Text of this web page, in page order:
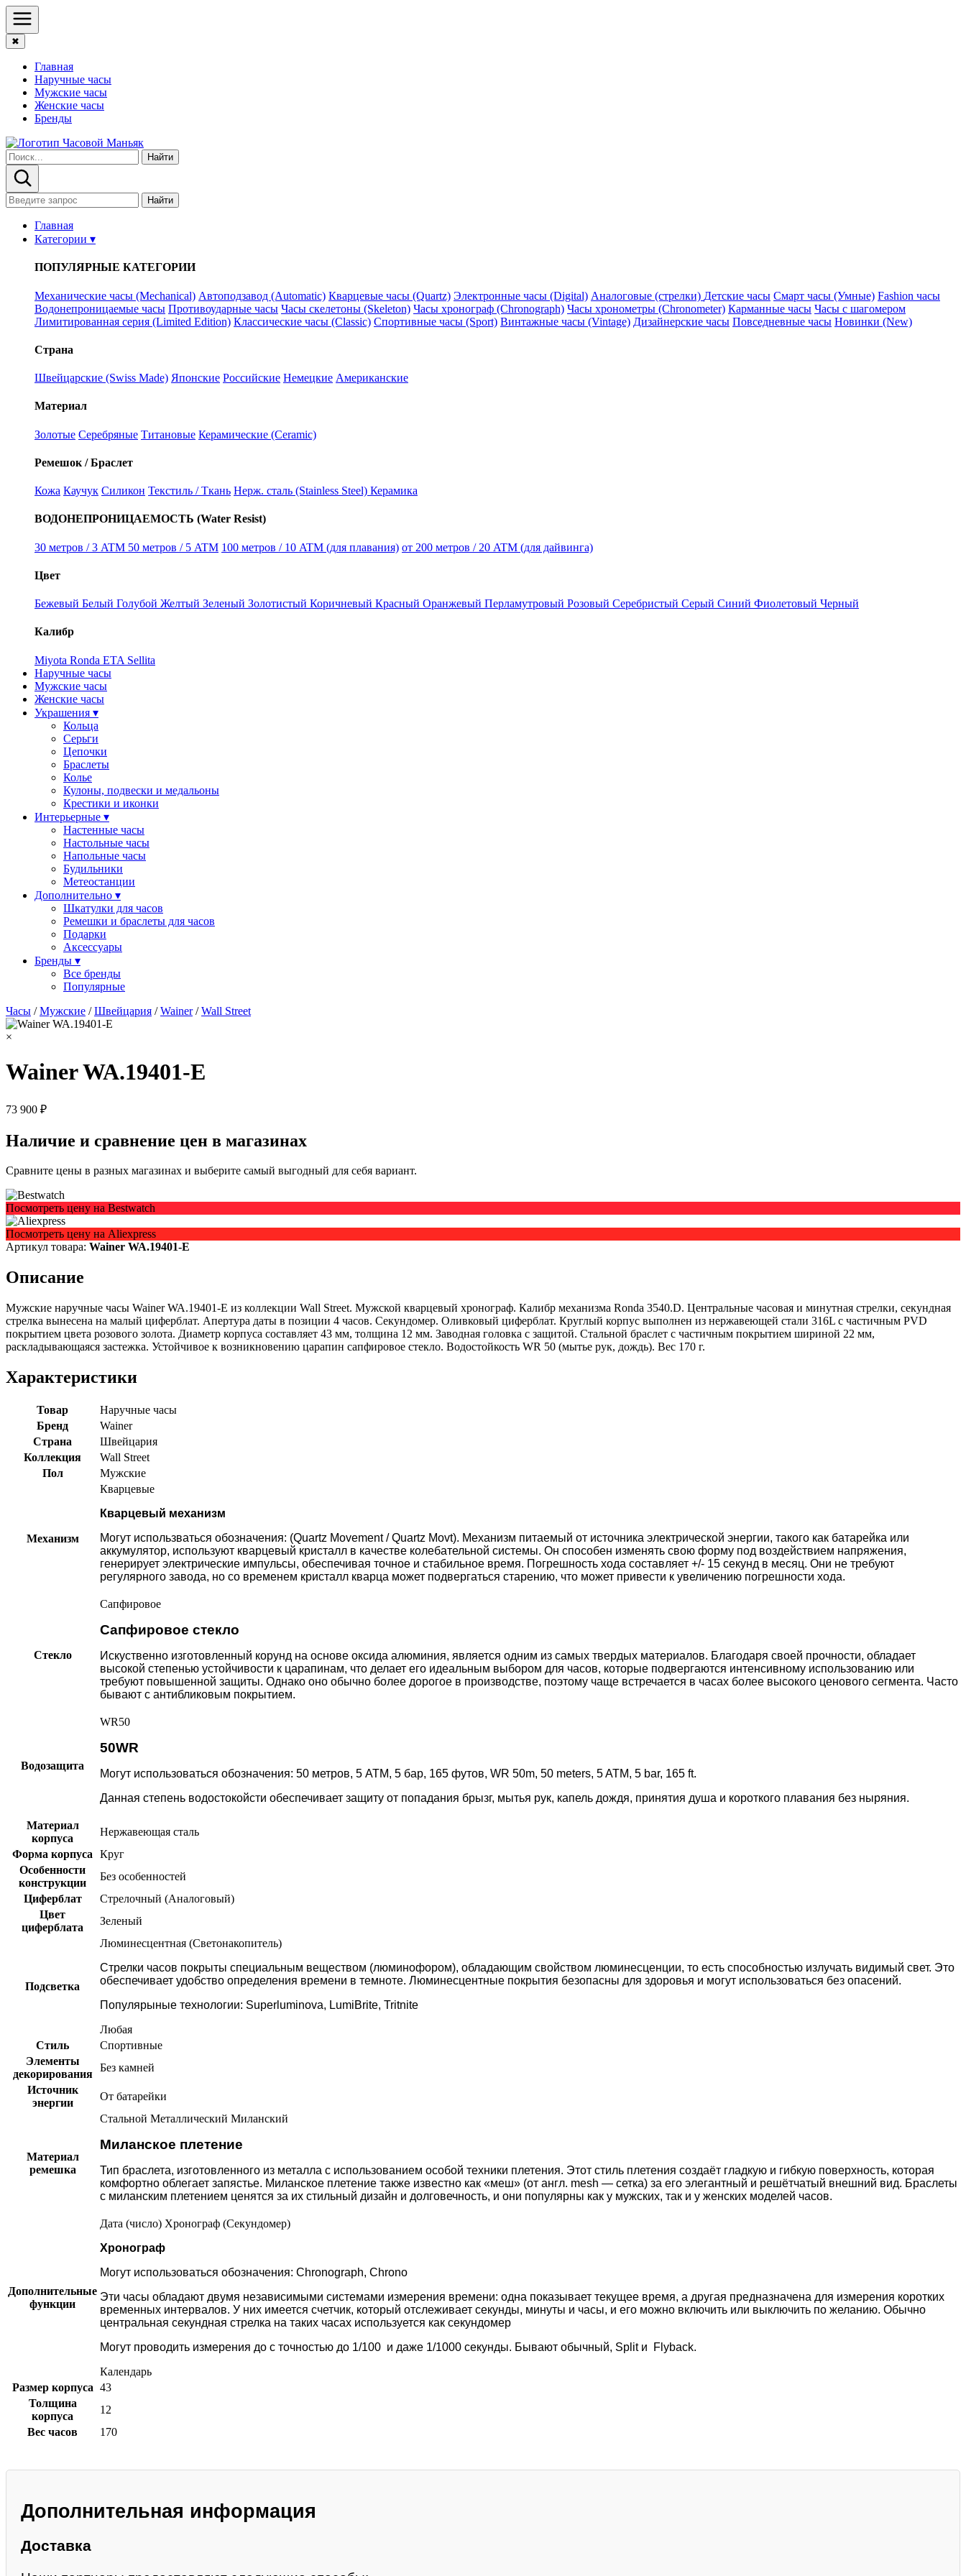
✖
Главная
Наручные часы
Мужские часы
Женские часы
Бренды
Найти
Найти
Главная
Категории ▾
ПОПУЛЯРНЫЕ КАТЕГОРИИ
Механические часы (Mechanical) Автоподзавод (Automatic) Кварцевые часы (Quartz) Электронные часы (Digital) Аналоговые (стрелки) Детские часы Смарт часы (Умные) Fashion часы
Водонепроницаемые часы Противоударные часы Часы скелетоны (Skeleton) Часы хронограф (Chronograph) Часы хронометры (Chronometer) Карманные часы Часы с шагомером
Лимитированная серия (Limited Edition) Классические часы (Classic) Спортивные часы (Sport) Винтажные часы (Vintage) Дизайнерские часы Повседневные часы Новинки (New)
Страна
Швейцарские (Swiss Made) Японские Российские Немецкие Американские
Материал
Золотые Серебряные Титановые Керамические (Ceramic)
Ремешок / Браслет
Кожа Каучук Силикон Текстиль / Ткань Нерж. сталь (Stainless Steel) Керамика
ВОДОНЕПРОНИЦАЕМОСТЬ (Water Resist)
30 метров / 3 ATM 50 метров / 5 ATM 100 метров / 10 ATM (для плавания) от 200 метров / 20 ATM (для дайвинга)
Цвет
Бежевый Белый Голубой Желтый Зеленый Золотистый Коричневый Красный Оранжевый Перламутровый Розовый Серебристый Серый Синий Фиолетовый Черный
Калибр
Miyota Ronda ETA Sellita
Наручные часы
Мужские часы
Женские часы
Украшения ▾
Кольца
Серьги
Цепочки
Браслеты
Колье
Кулоны, подвески и медальоны
Крестики и иконки
Интерьерные ▾
Настенные часы
Настольные часы
Напольные часы
Будильники
Метеостанции
Дополнительно ▾
Шкатулки для часов
Ремешки и браслеты для часов
Подарки
Аксессуары
Бренды ▾
Все бренды
Популярные
Часы /Мужские /Швейцария /Wainer/Wall Street
×
Wainer WA.19401-E
73 900 ₽
Наличие и сравнение цен в магазинах
Сравните цены в разных магазинах и выберите самый выгодный для себя вариант.
Посмотреть цену на Bestwatch
Посмотреть цену на Aliexpress
Артикул товара: Wainer WA.19401-E
Описание
Мужские наручные часы Wainer WA.19401-E из коллекции Wall Street. Мужской кварцевый хронограф. Калибр механизма Ronda 3540.D. Центральные часовая и минутная стрелки, секундная
стрелка вынесена на малый циферблат. Апертура даты в позиции 4 часов. Секундомер. Оливковый циферблат. Круглый корпус выполнен из нержавеющей стали 316L с частичным PVD
покрытием цвета розового золота. Диаметр корпуса составляет 43 мм, толщина 12 мм. Заводная головка с защитой. Стальной браслет с частичным покрытием шириной 22 мм,
раскладывающаяся застежка. Устойчивое к возникновению царапин сапфировое стекло. Водостойкость WR 50 (мытье рук, дождь). Вес 170 г.
Характеристики
Товар
Наручные часы
Бренд
Wainer
Страна
Швейцария
Коллекция
Wall Street
Пол
Мужские
Механизм
Кварцевые
Кварцевый механизм
Могут использваться обозначения: (Quartz Movement / Quartz Movt). Механизм питаемый от источника электрической энергии, такого как батарейка или
аккумулятор, используют кварцевый кристалл в качестве колебательной системы. Он способен изменять свою форму под воздействием напряжения,
генерирует электрические импульсы, обеспечивая точное и стабильное время. Погрешность хода составляет +/- 15 секунд в месяц. Они не требуют
регулярного завода, но со временем кристалл кварца может подвергаться старению, что может привести к увеличению погрешности хода.
Стекло
Сапфировое
Сапфировое стекло
Искуственно изготовленный корунд на основе оксида алюминия, является одним из самых твердых материалов. Благодаря своей прочности, обладает
высокой степенью устойчивости к царапинам, что делает его идеальным выбором для часов, которые подвергаются интенсивному использованию или
требуют повышенной защиты. Однако оно обычно более дорогое в производстве, поэтому чаще встречается в часах более высокого ценового сегмента. Часто
бывают с антибликовым покрытием.
Водозащита
WR50
50WR
Могут использоваться обозначения: 50 метров, 5 АТМ, 5 бар, 165 футов, WR 50m, 50 meters, 5 ATM, 5 bar, 165 ft.
Данная степень водостокойсти обеспечивает защиту от попадания брызг, мытья рук, капель дождя, принятия душа и короткого плавания без ныряния.
Материал
корпуса
Нержавеющая сталь
Форма корпуса
Круг
Особенности
конструкции
Без особенностей
Циферблат
Стрелочный (Аналоговый)
Цвет
циферблата
Зеленый
Подсветка
Люминесцентная (Светонакопитель)
Стрелки часов покрыты специальным веществом (люминофором), обладающим свойством люминесценции, то есть способностью излучать видимый свет. Это
обеспечивает удобство определения времени в темноте. Люминесцентные покрытия безопасны для здоровья и могут использоваться без опасений.
Популярыные технологии: Superluminova, LumiBrite, Tritnite
Любая
Стиль
Спортивные
Элементы
декорирования
Без камней
Источник
энергии
От батарейки
Материал
ремешка
Стальной Металлический Миланский
Миланское плетение
Тип браслета, изготовленного из металла с использованием особой техники плетения. Этот стиль плетения создаёт гладкую и гибкую поверхность, которая
комфортно облегает запястье. Миланское плетение также известно как «меш» (от англ. mesh — сетка) за его элегантный и решётчатый внешний вид. Браслеты
с миланским плетением ценятся за их стильный дизайн и долговечность, и они популярны как у мужских, так и у женских моделей часов.
Дополнительные
функции
Дата (число) Хронограф (Секундомер)
Хронограф
Могут использоваться обозначения: Chronograph, Chrono
Эти часы обладают двумя независимыми системами измерения времени: одна показывает текущее время, а другая предназначена для измерения коротких
временных интервалов. У них имеется счетчик, который отслеживает секунды, минуты и часы, и его можно включить или выключить по желанию. Обычно
центральная секундная стрелка на таких часах используется как секундомер
Могут проводить измерения до с точностью до 1/100 и даже 1/1000 секунды. Бывают обычный, Split и Flyback.
Календарь
Размер корпуса 43
Толщина
корпуса
12
Вес часов
170
Дополнительная информация
Доставка